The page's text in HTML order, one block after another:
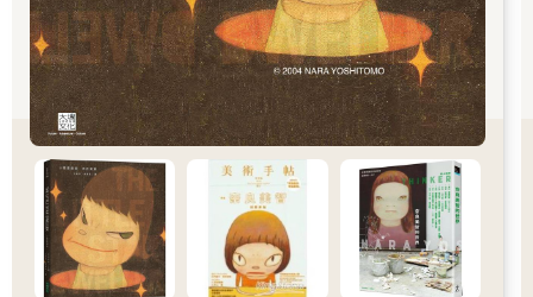
她幾乎整天都抱著他，因為一放下他就會嚴重抗議。她不停
跟他說話，向他描述自己所有的行為，例如：按下廚房的微波爐
時，她就告訴他螢幕上顯示的秒數。當時小善祥才幾個月大，想
必是睜大眼睛，豎起耳朵。急著吸收這一切，而且不久之後，他
便頭一次讓周遭的成人大感驚奇。至少，這是他母親記憶中的版
對於童年初期的事，他真的不太記得，大概是因為「幾歲就
會什麼」這種問題對他來說並不重要。周美淑同樣沒有把這些事
情放在心上，她不在乎這個早慧的兒子什麼時候具備了哪些能